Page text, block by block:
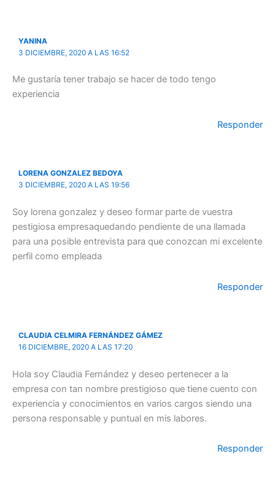
YANINA
3 DICIEMBRE, 2020 A LAS 16:52
Me gustaría tener trabajo se hacer de todo tengo
experiencia
Responder
LORENA GONZALEZ BEDOYA
3 DICIEMBRE, 2020 A LAS 19:56
Soy lorena gonzalez y deseo formar parte de vuestra
pestigiosa empresaquedando pendiente de una llamada
para una posible entrevista para que conozcan mi excelente
perfil como empleada
Responder
CLAUDIA CELMIRA FERNÁNDEZ GÁMEZ
16 DICIEMBRE, 2020 A LAS 17:20
Hola soy Claudia Fernández y deseo pertenecer a la
empresa con tan nombre prestigioso que tiene cuento con
experiencia y conocimientos en varios cargos siendo una
persona responsable y puntual en mis labores.
Responder